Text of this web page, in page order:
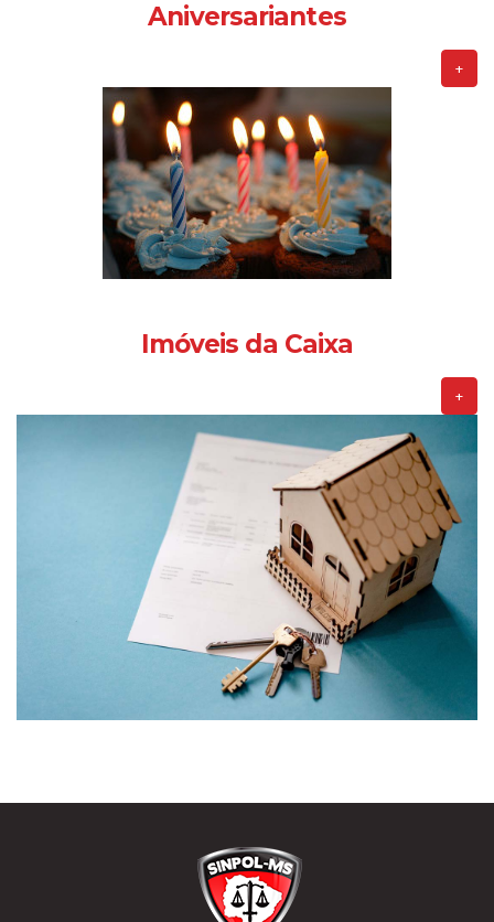
Aniversariantes
+
Imóveis da Caixa
+